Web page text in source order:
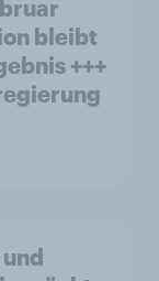
bleibt
+++